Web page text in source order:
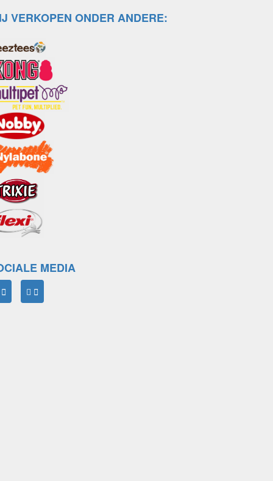
VERKOPEN ONDER ANDERE:
MEDIA